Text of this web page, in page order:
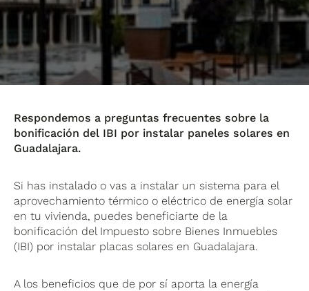
Respondemos a preguntas frecuentes sobre la
bonificación del IBI por instalar paneles solares en
Guadalajara.
Si has instalado o vas a instalar un sistema para el
aprovechamiento térmico o eléctrico de energía solar
en tu vivienda, puedes beneficiarte de la
bonificación del Impuesto sobre Bienes Inmuebles
(IBI) por instalar placas solares en Guadalajara.
A los beneficios que de por sí aporta la energía